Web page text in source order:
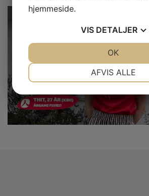
hjemmeside.
VIS DETALJER
MARKETING
AFVIS ALLE
OK